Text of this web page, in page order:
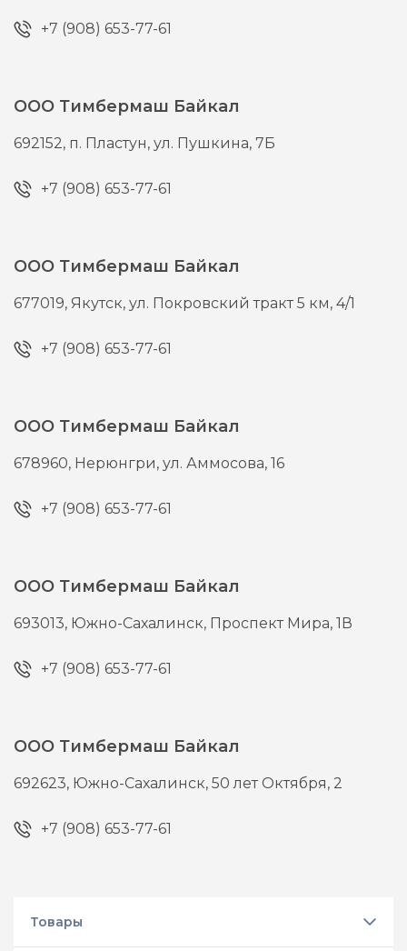
+7 (908) 653-77-61
ООО Тимбермаш Байкал
692152, п. Пластун,ул. Пушкина, 7Б
+7 (908) 653-77-61
ООО Тимбермаш Байкал
677019, Якутск,ул. Покровский тракт 5 км, 4/1
+7 (908) 653-77-61
ООО Тимбермаш Байкал
678960, Нерюнгри,ул. Аммосова, 16
+7 (908) 653-77-61
ООО Тимбермаш Байкал
693013, Южно-Сахалинск, Проспект Мира, 1В
+7 (908) 653-77-61
ООО Тимбермаш Байкал
692623, Южно-Сахалинск,50 лет Октября, 2
+7 (908) 653-77-61
Товары